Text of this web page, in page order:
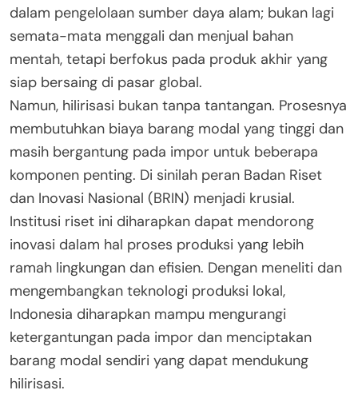
dalam pengelolaan sumber daya alam; bukan lagi
semata-mata menggali dan menjual bahan
mentah, tetapi berfokus pada produk akhir yang
siap bersaing di pasar global.
Namun, hilirisasi bukan tanpa tantangan. Prosesnya
membutuhkan biaya barang modal yang tinggi dan
masih bergantung pada impor untuk beberapa
komponen penting. Di sinilah peran Badan Riset
dan Inovasi Nasional (BRIN) menjadi krusial.
Institusi riset ini diharapkan dapat mendorong
inovasi dalam hal proses produksi yang lebih
ramah lingkungan dan efisien. Dengan meneliti dan
mengembangkan teknologi produksi lokal,
Indonesia diharapkan mampu mengurangi
ketergantungan pada impor dan menciptakan
barang modal sendiri yang dapat mendukung
hilirisasi.